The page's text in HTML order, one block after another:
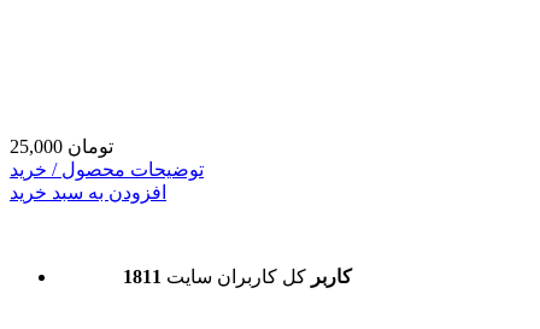
25,000 تومان
توضیحات محصول / خرید
افزودن به سبد خرید
1811 کاربر کل کاربران سایت